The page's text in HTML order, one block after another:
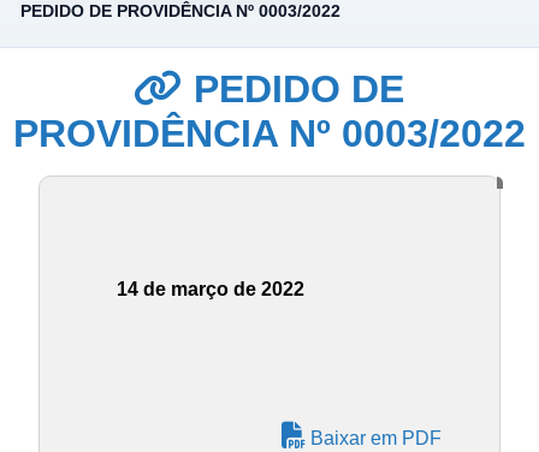
PEDIDO DE PROVIDÊNCIA Nº 0003/2022
PEDIDO DE
PROVIDÊNCIA Nº 0003/2022
14 de março de 2022
Baixar em PDF